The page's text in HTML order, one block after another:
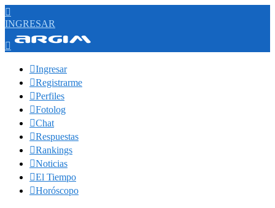

INGRESAR

Ingresar
Registrarme
Perfiles
Fotolog
Chat
Respuestas
Rankings
Noticias
El Tiempo
Horóscopo